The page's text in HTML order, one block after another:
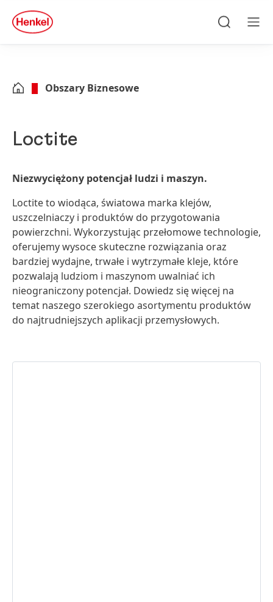
Skip to footer
quick
search
Obszary Biznesowe
Loctite
Niezwyciężony potencjał ludzi i maszyn.
Loctite to wiodąca, światowa marka klejów,
uszczelniaczy i produktów do przygotowania
powierzchni. Wykorzystując przełomowe technologie,
oferujemy wysoce skuteczne rozwiązania oraz
bardziej wydajne, trwałe i wytrzymałe kleje, które
pozwalają ludziom i maszynom uwalniać ich
nieograniczony potencjał. Dowiedz się więcej na
temat naszego szerokiego asortymentu produktów
do najtrudniejszych aplikacji przemysłowych.